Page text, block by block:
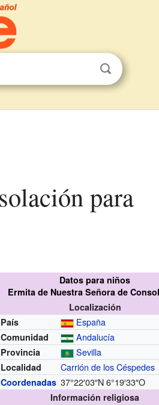
Datos para niños
Ermita de Nuestra Señora de
Localización
País
España
Comunidad Andalucía
Provincia Sevilla
Localidad Carrión de los Céspedes
Coordenadas 37°22′03″N 6°19′33″O
Información religiosa